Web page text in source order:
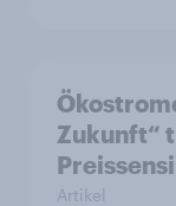
Zukunft“
Artikel